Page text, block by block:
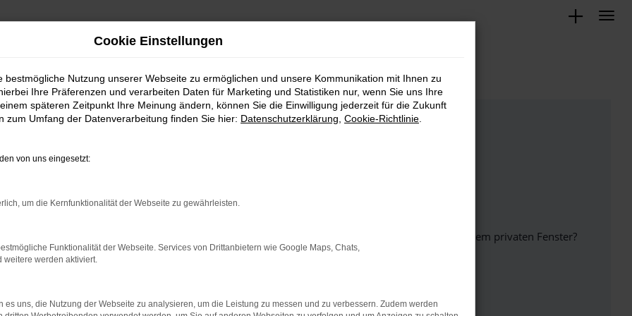
bestimmter Seiten verhindern. Funktioniert die Seite in einem anderen Browser oder in einem privaten Fenster?
beheben.
auf dem neuesten Stand sind.
kann auch dazu führen, dass bestimmte Funktionen nicht mehr unterstützt werden.
Cookie Einstellungen
bestmögliche Nutzung unserer Webseite zu ermöglichen und unsere Kommunikation mit Ihnen zu
Ihre Präferenzen und verarbeiten Daten für Marketing und Statistiken nur, wenn Sie uns Ihre
späteren Zeitpunkt Ihre Meinung ändern, können Sie die Einwilligung jederzeit für die Zukunft
zum Umfang der Datenverarbeitung finden Sie hier: Datenschutzerklärung Cookie-Richtlinie
von uns eingesetzt:
um die Kernfunktionalität der Webseite zu gewährleisten.
Funktionalität der Webseite. Services von Drittanbietern wie Google Maps, Chats,
weitere werden aktiviert.
es uns, die Nutzung der Webseite zu analysieren, um die Leistung zu messen und zu verbessern. Zudem werden